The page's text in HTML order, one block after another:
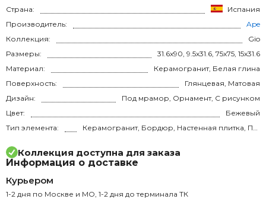
Страна:
Испания
Производитель:
Ape
Коллекция:
Gio
Размеры:
31.6x90, 9.5x31.6, 75x75, 15x31.6
Материал:
Керамогранит, Белая глина
Поверхность:
Глянцевая, Матовая
Дизайн:
Под мрамор, Орнамент, С рисунком
Цвет:
Бежевый
Тип элемента:
Керамогранит, Бордюр, Настенная плитка, Плинтус
Коллекция доступна для заказа
Информация о доставке
Курьером
1-2 дня по Москве и МО, 1-2 дня до терминала ТК